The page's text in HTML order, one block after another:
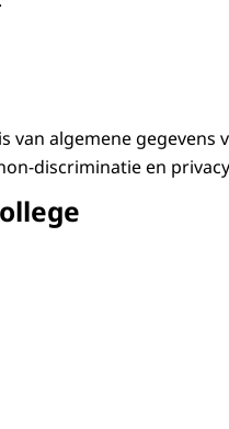
van algemene
discriminatie en